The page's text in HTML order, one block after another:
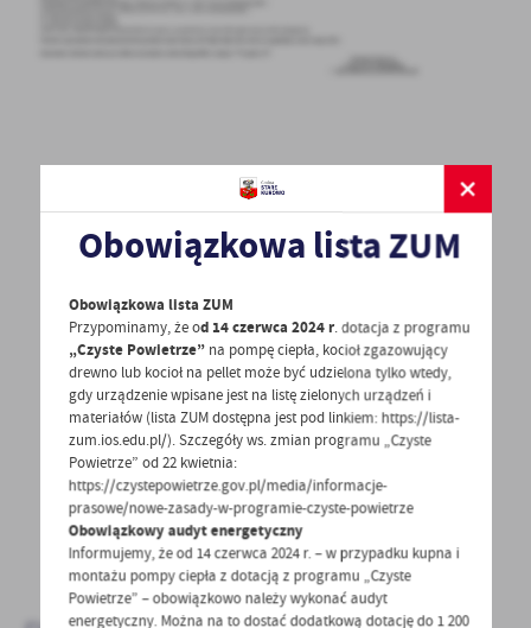
POPRZEDNI NASTĘPNY
Spodobała Ci się informacja? Zostaw nam swoją opinię
- to dla Ciebie staramy się być najlepsi, a Twoje zdanie
bardzo nam w tym pomoże!
DODAJ KOMENTARZ
Obowiązkowa lista ZUM
Obowiązkowa lista ZUM
Przypominamy, że od 14 czerwca 2024 r. dotacja z programu
„Czyste Powietrze” na pompę ciepła, kocioł zgazowujący
drewno lub kocioł na pellet może być udzielona tylko wtedy,
gdy urządzenie wpisane jest na listę zielonych urządzeń i
materiałów (lista ZUM dostępna jest pod linkiem: https://lista-
zum.ios.edu.pl/). Szczegóły ws. zmian programu „Czyste
Powietrze” od 22 kwietnia:
https://czystepowietrze.gov.pl/media/informacje-
prasowe/nowe-zasady-w-programie-czyste-powietrze
Obowiązkowy audyt energetyczny
Informujemy, że od 14 czerwca 2024 r. – w przypadku kupna i
montażu pompy ciepła z dotacją z programu „Czyste
Powietrze” – obowiązkowo należy wykonać audyt
energetyczny. Można na to dostać dodatkową dotację do 1 200